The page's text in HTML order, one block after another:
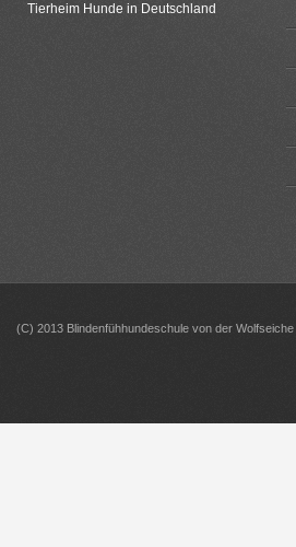
Tierheim Hunde in Deutschland
(C) 2013 Blindenfühhundeschule von der Wolfseiche